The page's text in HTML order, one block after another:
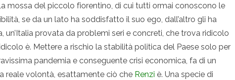
mossa del piccolo fiorentino, di cui tutti ormai conoscono le
se da un lato ha soddisfatto il suo ego, dall’altro gli ha
un’Italia provata da problemi seri e concreti, che trova ridicolo
è. Mettere a rischio la stabilità politica del Paese solo per
pandemia e conseguente crisi economica, fa di un
reale volontà, esattamente ciò che Renzi è. Una specie di